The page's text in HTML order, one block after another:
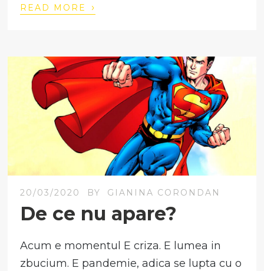
READ MORE ›
20/03/2020 BY GIANINA CORONDAN
De ce nu apare?
Acum e momentul E criza. E lumea in
zbucium. E pandemie, adica se lupta cu o